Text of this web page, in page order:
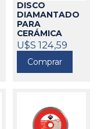
DISCO
DIAMANTADO
PARA
CERÁMICA
200MM CEV200
RUBI388210
U$S 124,59
Comprar